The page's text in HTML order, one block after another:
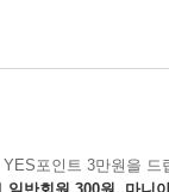
포인트 3만원을 드